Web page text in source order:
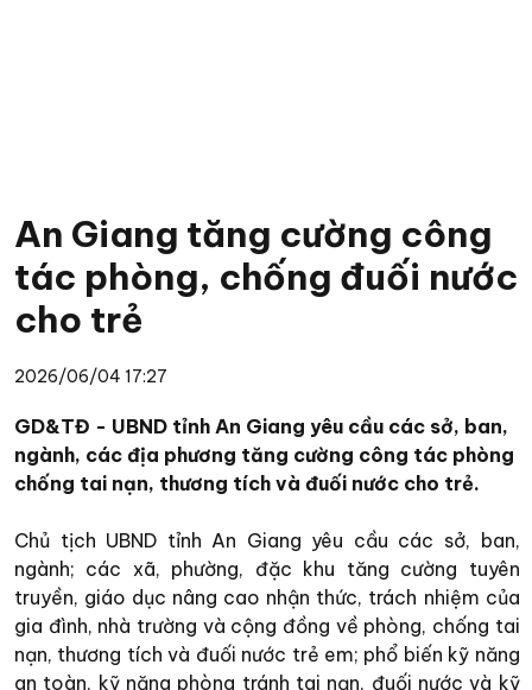
An Giang tăng cường công
tác phòng, chống đuối nước
cho trẻ
2026/06/04 17:27
GD&TĐ - UBND tỉnh An Giang yêu cầu các sở, ban,
ngành, các địa phương tăng cường công tác phòng
chống tai nạn, thương tích và đuối nước cho trẻ.
Chủ tịch UBND tỉnh An Giang yêu cầu các sở, ban,
ngành; các xã, phường, đặc khu tăng cường tuyên
truyền, giáo dục nâng cao nhận thức, trách nhiệm của
gia đình, nhà trường và cộng đồng về phòng, chống tai
nạn, thương tích và đuối nước trẻ em; phổ biến kỹ năng
an toàn, kỹ năng phòng tránh tai nạn, đuối nước và kỹ